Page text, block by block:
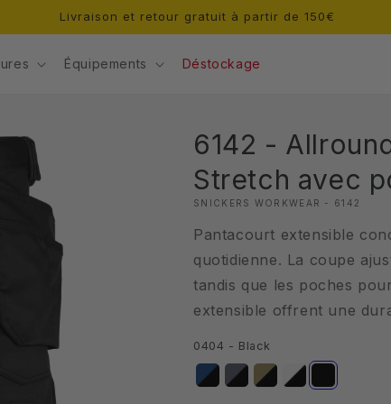
: les commandes restent ouvertes, mais des retards de
Équipements Déstockage
6142 -
Stretch avec
SNICKERS WORKWEAR - 6142
Pantacourt extensible
quotidienne. La coupe
tandis que les poches
extensible offrent une
0404 - Black